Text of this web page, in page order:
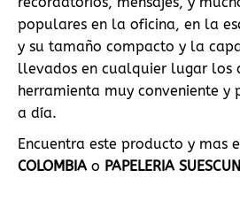
populares en la oficina, en la
y su tamaño compacto y la
llevados en cualquier lugar los
herramienta muy conveniente y
a día.
Encuentra este producto y mas
COLOMBIAo PAPELERIA